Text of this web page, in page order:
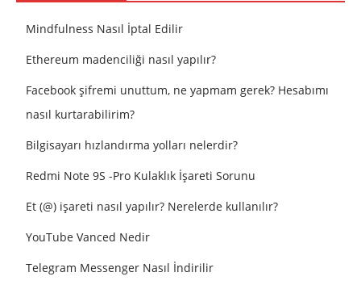
Mindfulness Nasıl İptal Edilir
Ethereum madenciliği nasıl yapılır?
Facebook şifremi unuttum, ne yapmam gerek? Hesabımı
nasıl kurtarabilirim?
Bilgisayarı hızlandırma yolları nelerdir?
Redmi Note 9S -Pro Kulaklık İşareti Sorunu
Et (@) işareti nasıl yapılır? Nerelerde kullanılır?
YouTube Vanced Nedir
Telegram Messenger Nasıl İndirilir